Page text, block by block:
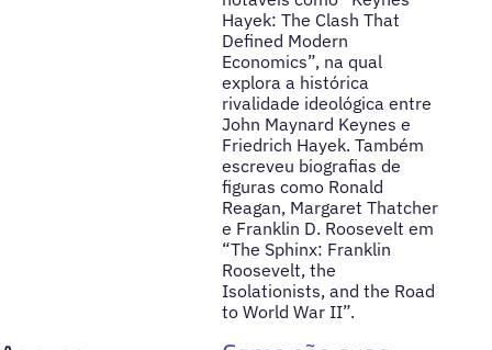
Hayek: The Clash That
Defined Modern
Economics”, na qual
explora a histórica
rivalidade ideológica entre
John Maynard Keynes e
Friedrich Hayek. Também
escreveu biografias de
figuras como Ronald
Reagan, Margaret Thatcher
e Franklin D. Roosevelt em
“The Sphinx: Franklin
Roosevelt, the
Isolationists, and the Road
to World War II”.